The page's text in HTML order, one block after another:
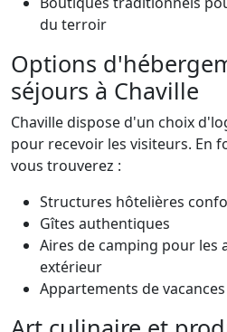
du terroir
Options
séjours à Chaville
Chaville dispose d'un choix
pour recevoir les visiteurs. En
vous trouverez :
Structures hôtelières
Gîtes authentiques
Aires de camping pour les
extérieur
Appartements de vacances